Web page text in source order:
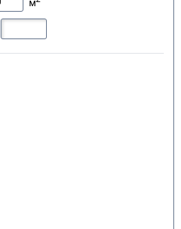
м